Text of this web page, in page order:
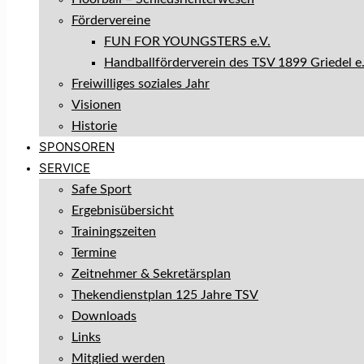
Fördervereine
FUN FOR YOUNGSTERS e.V.
Handballförderverein des TSV 1899 Griedel
Freiwilliges soziales Jahr
Visionen
Historie
SPONSOREN
SERVICE
Safe Sport
Ergebnisübersicht
Trainingszeiten
Termine
Zeitnehmer & Sekretärsplan
Thekendienstplan 125 Jahre TSV
Downloads
Links
Mitglied werden